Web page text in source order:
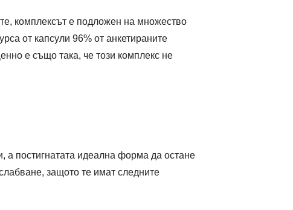
комплексът е подложен на множество
от капсули 96% от анкетираните
е също така, че този комплекс не
а постигнатата идеална форма да остане
защото те имат следните